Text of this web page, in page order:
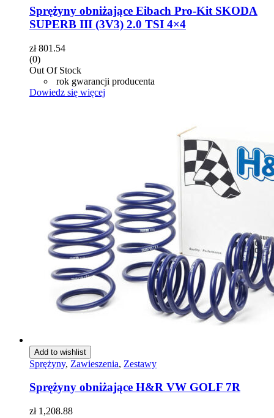
Sprężyny obniżające Eibach Pro-Kit SKODA
SUPERB III (3V3) 2.0 TSI 4×4
zł801.54
(0)
Out Of Stock
rok gwarancji producenta
Dowiedz się więcej
Add to wishlist
Sprężyny, Zawieszenia, Zestawy
Sprężyny obniżające H&R VW GOLF 7R
zł1,208.88